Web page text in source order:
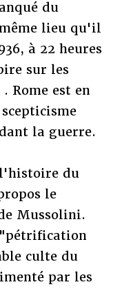
du
lieu qu'il
à 22 heures
sur les
. Rome est en
la guerre.
du
le
Mussolini.
culte du
par les